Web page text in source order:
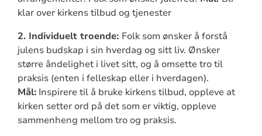
klar over kirkens tilbud og tjenester
2. Individuelt troende: Folk som ønsker å forstå
julens budskap i sin hverdag og sitt liv. Ønsker
større åndelighet i livet sitt, og å omsette tro til
praksis (enten i felleskap eller i hverdagen).
Mål:Inspirere til å bruke kirkens tilbud, oppleve at
kirken setter ord på det som er viktig, oppleve
sammenheng mellom tro og praksis.